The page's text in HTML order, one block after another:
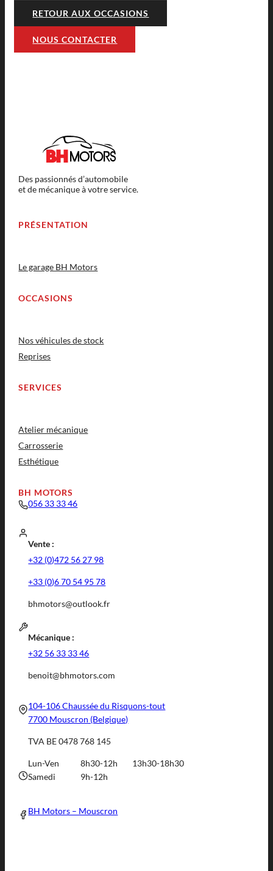
RETOUR AUX OCCASIONS
NOUS CONTACTER
Des passionnés d’automobile
et de mécanique à votre service.
PRÉSENTATION
Le garage BH Motors
OCCASIONS
Nos véhicules de stock
Reprises
SERVICES
Atelier mécanique
Carrosserie
Esthétique
BH MOTORS
056 33 33 46
Vente :
+32 (0)472 56 27 98
+33 (0)6 70 54 95 78
bhmotors@outlook.fr
Mécanique :
+32 56 33 33 46
benoit@bhmotors.com
104-106 Chaussée du Risquons-tout
7700 Mouscron (Belgique)
TVA BE 0478 768 145
Lun-Ven 8h30-12h
13h30-18h30
Samedi
9h-12h
BH Motors – Mouscron